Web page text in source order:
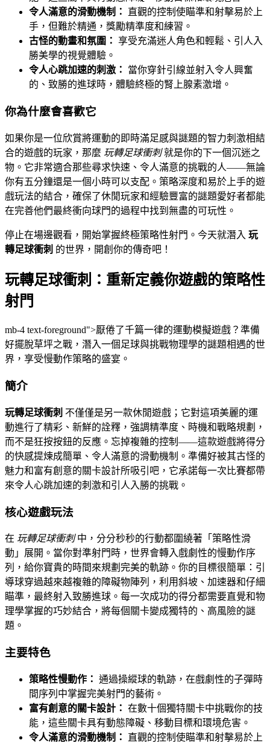
令人滿意的滑動機制：
直觀的控制使瞄準和射擊易於上
手，但難於精通，獎勵精準度和練習。
古怪的動畫和氛圍： 享受充滿迷人角色和輕鬆、引人入
勝美學的視覺體驗。
令人心跳加速的刺激：
當你穿針引線並射入令人興奮
的、致勝的進球時，體驗終極的腎上腺素激增。
你為什麼會喜歡它
如果你是一位欣賞將運動的即時滿足感與謎題的智力刺激相結
合的遊戲的玩家，那麼 玩轉足球衝刺就是你的下一個沉迷之
物。它非常適合那些尋求快速、令人滿意的挑戰的人——無論
你有五分鐘還是一個小時可以支配。策略深度和易於上手的遊
戲玩法的結合，確保了休閒玩家和經驗豐富的謎題愛好者都能
在完善他們最終衝向球門的過程中找到無盡的可玩性。
停止在場邊觀看，開始掌握終極策略性射門。今天就潛入 玩
轉足球衝刺 的世界，開創你的傳奇吧！
玩轉足球衝刺：重新定義你遊戲的策略性
射門
mb-4 text-foreground">厭倦了千篇一律的運動模擬遊戲？準備
好擺脫草坪之戰，潛入一個足球與挑戰物理學的謎題相遇的世
界，享受慢動作策略的盛宴。
簡介
玩轉足球衝刺 不僅僅是另一款休閒遊戲；它對這項美麗的運
動進行了精彩、新鮮的詮釋，強調精準度、時機和戰略規劃，
而不是狂按按鈕的反應。忘掉複雜的控制——這款遊戲將得分
的快感提煉成簡單、令人滿意的滑動機制。準備好被其古怪的
魅力和富有創意的關卡設計所吸引吧，它承諾每一次比賽都帶
來令人心跳加速的刺激和引人入勝的挑戰。
核心遊戲玩法
在 玩轉足球衝刺中，分分秒秒的行動都圍繞著「策略性滑
動」展開。當你對準射門時，世界會轉入戲劇性的慢動作序
列，給你寶貴的時間來規劃完美的軌跡。你的目標很簡單：引
導球穿過越來越複雜的障礙物陣列，利用斜坡、加速器和仔細
瞄準，最終射入致勝進球。每一次成功的得分都需要直覺和物
理學掌握的巧妙結合，將每個關卡變成獨特的、高風險的謎
題。
主要特色
策略性慢動作： 通過操縱球的軌跡，在戲劇性的子彈時
間序列中掌握完美射門的藝術。
富有創意的關卡設計： 在數十個獨特關卡中挑戰你的技
能，這些關卡具有動態障礙、移動目標和環境危害。
令人滿意的滑動機制：
直觀的控制使瞄準和射擊易於上